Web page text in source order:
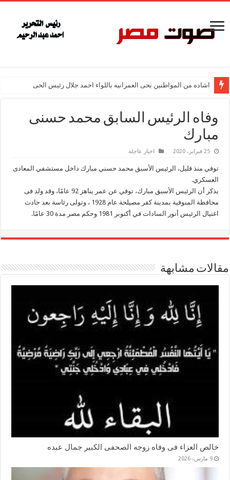
اشاده من المواطنين بحى العمرانيه باللواء احمد جلال رئيس الحى
وفاه الرئيس السابق محمد حسنى
مبارك
25 فبراير، 2020 اخبار عاجلة
توفي منذ قليل، الرئيس الأسبق محمد حسني مبارك داخل مستشفي المعادى
العسكري.
يذكر أن الرئيس الأسبق مبارك، توفي عن عمر يناهز 92 عامًا، وقد ولد فى
محافظة المنوفية بمدينة كفر مصيلحة عام 1928 ، وتولى رئاسة بعد حادث
اغتيال الرئيس أنور السادات في أكتوبر 1981 وحكم مصر مدة 30 عامًا.
مقالات مشابهة
خالص العزاء فى وفاه زوجه الصحفى الكبير جمال عبده
9 مارس، 2026